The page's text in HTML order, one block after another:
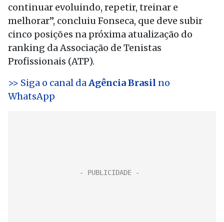
continuar evoluindo, repetir, treinar e
melhorar”, concluiu Fonseca, que deve subir
cinco posições na próxima atualização do
ranking da Associação de Tenistas
Profissionais (ATP).
>> Siga o canal daAgência Brasil no
WhatsApp